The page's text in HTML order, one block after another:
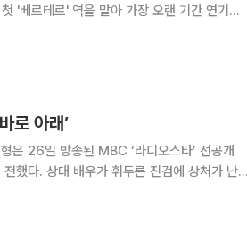
로 아래’
했다. 상대 배우가 휘두른 진검에 상처가 난